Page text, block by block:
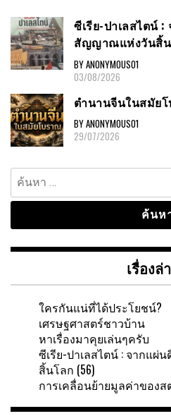
ซีเรีย-ปาเลสไตน์
สัญญาณแห่งวันสิ้น
BY ANONYMOUS01
03/08/2026
ตำนานจีนในสมัย
BY ANONYMOUS01
29/07/2026
ค้นหา
สำหรับ:
เรื่องล่
ใครกันแน่ที่ได้ประโยชน์?
เศรษฐศาสตร์ชาวบ้าน
หาเรื่องมาคุยเล่นๆครับ
ซีเรีย-ปาเลสไตน์ : จากแ
สิ้นโลก (56)
การเคลื่อนย้ายมูลค่าของ